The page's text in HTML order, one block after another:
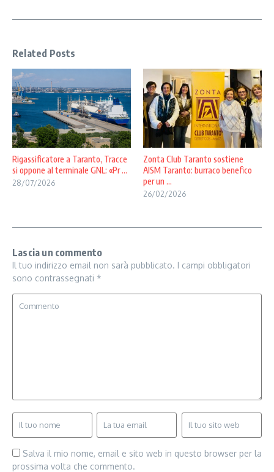
Related Posts
Rigassificatore a Taranto, Tracce
si oppone al terminale GNL: «Pr ...
28/07/2026
Zonta Club Taranto sostiene
AISM Taranto: burraco benefico
per un ...
26/02/2026
Lascia un commento
Il tuo indirizzo email non sarà pubblicato. I campi obbligatori
sono contrassegnati *
Salva il mio nome, email e sito web in questo browser per la
prossima volta che commento.